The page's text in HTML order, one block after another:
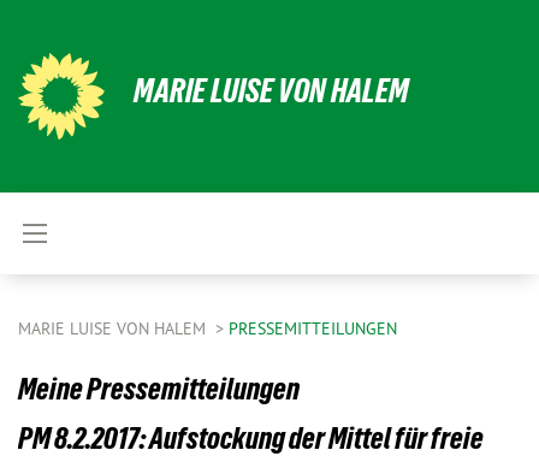
MARIE LUISE VON HALEM
MARIE LUISE VON HALEM PRESSEMITTEILUNGEN
Meine Pressemitteilungen
PM 8.2.2017: Aufstockung der Mittel für freie